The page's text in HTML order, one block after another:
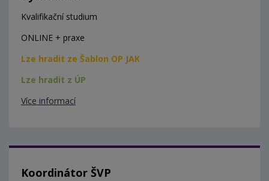
Kvalifikační studium
ONLINE + praxe
Lze hradit ze Šablon OP JAK
Lze hradit z ÚP
Více informací
Koordinátor ŠVP